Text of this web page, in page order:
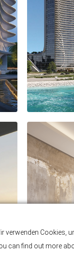
verwenden Cookies,
can find out more